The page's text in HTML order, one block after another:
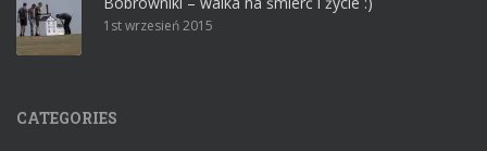
1st wrzesień 2015
CATEGORIES